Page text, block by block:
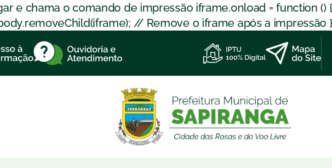
e chama o comando de impressão iframe.onload = function ()
// Remove o iframe após a impressão };